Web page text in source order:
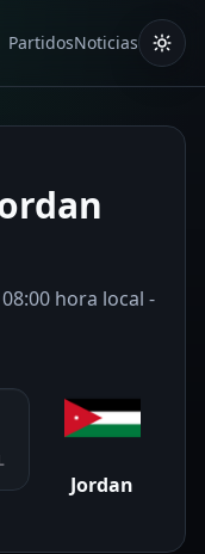
PartidosNoticias
hora local -
Jordan